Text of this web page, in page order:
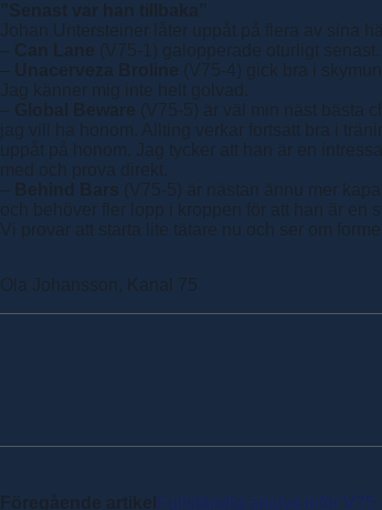
”Senast var han tillbaka”
Johan Untersteiner låter uppåt på flera av sina
– Can Lane (V75-1) galopperade oturligt
– Unacerveza Broline (V75-4) gick bra i
Jag känner mig inte helt golvad.
– Global Beware (V75-5) är väl min näst bästa
jag vill ha honom. Allting verkar fortsatt bra i
uppåt på honom. Jag tycker att han är en
med och prova direkt.
– Behind Bars (V75-5) är nästan ännu mer
och behöver fler lopp i kroppen för att han är en
Vi provar att starta lite tätare nu och ser om
Ola Johansson, Kanal 75
Föregående artikel Fullständig analys inför V75